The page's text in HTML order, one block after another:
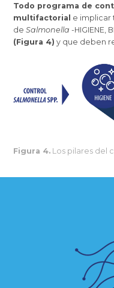
Todo programa de
multifactorial e implicar
deSalmonella -HIGIENE,
(Figura 4) y que deben
Figura 4. Los pilares del